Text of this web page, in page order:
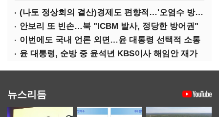
(나토 정상회의 결산)경제도 편향적…'오염수 방류'만 용인
안보리 또 빈손…북 "ICBM 발사, 정당한 방어권"
이번에도 국내 언론 외면…윤 대통령 선택적 소통
윤 대통령, 순방 중 윤석년 KBS이사 해임안 재가
뉴스리듬